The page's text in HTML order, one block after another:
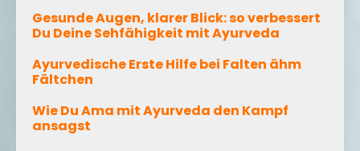
Gesunde Augen, klarer Blick: so verbessert
Du Deine Sehfähigkeit mit Ayurveda
Ayurvedische Erste Hilfe bei Falten ähm
Fältchen
Wie Du Ama mit Ayurveda den Kampf
ansagst